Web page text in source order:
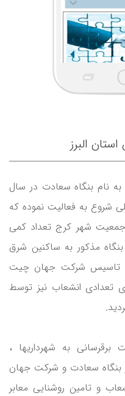
البرز
به نام بنگاه سعادت در سال
شروع به فعالیت نموده که
شهر کرج تعداد کمی
مذکور به ساکنین شرق
کرج واگذار ودر سال 1335 با تاسیس شرکت جهان چیت
تعدادی انشعاب نیز توسط
برقرسانی به شهرداریها ،
بنگاه سعادت و شرکت جهان
و تامین روشنایی معابر